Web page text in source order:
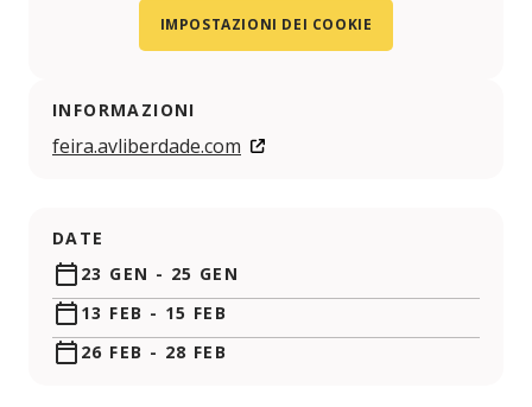
IMPOSTAZIONI DEI COOKIE
INFORMAZIONI
feira.avliberdade.com
DATE
23 GEN - 25 GEN
13 FEB - 15 FEB
26 FEB - 28 FEB